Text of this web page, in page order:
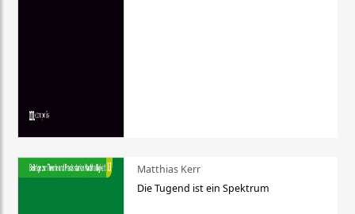
Matthias Kerr
Die Tugend ist ein Spektrum